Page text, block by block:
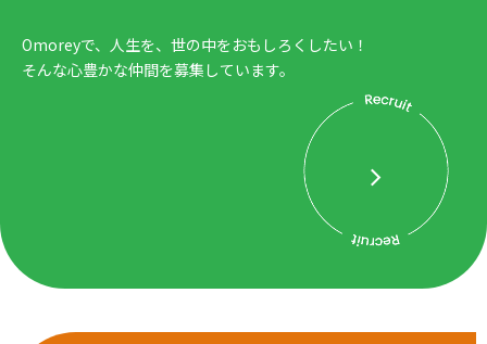
Omoreyで、人生を、世の中をおもしろくしたい！
そんな心豊かな仲間を募集しています。